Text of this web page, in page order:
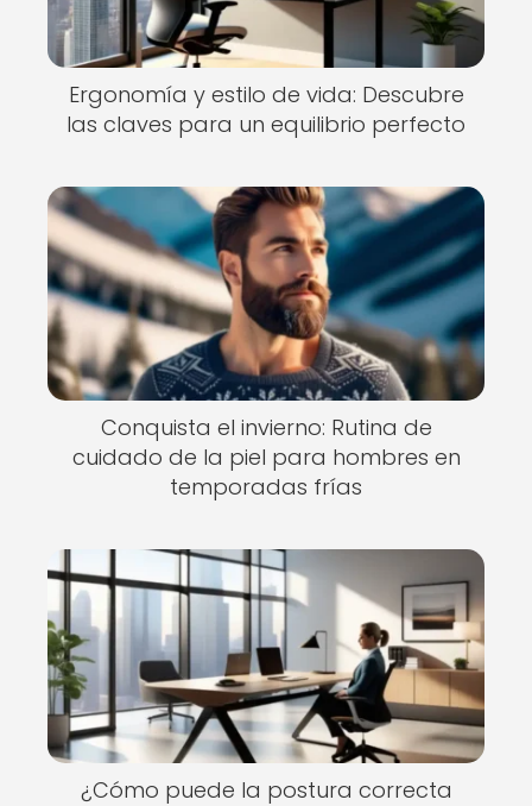
Ergonomía y estilo de vida: Descubre
las claves para un equilibrio perfecto
Conquista el invierno: Rutina de
cuidado de la piel para hombres en
temporadas frías
¿Cómo puede la postura correcta